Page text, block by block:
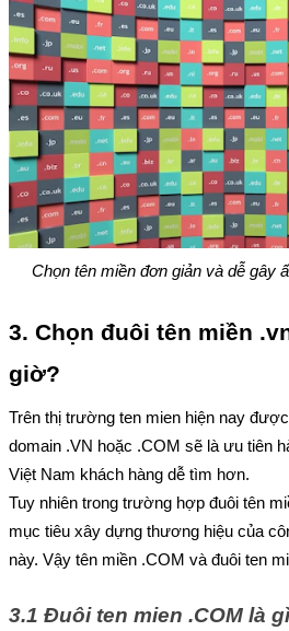
Chọn tên miền đơn giản và dễ gây
3. Chọn đuôi tên miền
giờ?
Trên thị trường ten mien hiện nay
domain .VN hoặc .COM sẽ là ưu tiên
Việt Nam khách hàng dễ tìm hơn.
Tuy nhiên trong trường hợp đuôi tên
mục tiêu xây dựng thương hiệu của
này. Vậy tên miền .COM và đuôi ten
3.1 Đuôi ten mien .COM là